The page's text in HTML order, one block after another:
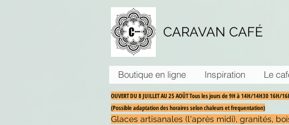
CARAVAN CAFÉ
Boutique en ligne Inspiration Le
OUVERT DU 8 JUILLET AU 25 AOÛT Tous les jours de 9H à 14H/14H30 16H/
(Possible adaptation des horaires selon chaleurs et frequentation)
Glaces artisanales (l'après midi), granités,